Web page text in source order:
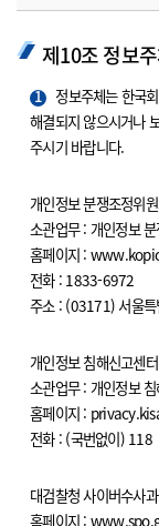
제10조 정보
1
정보주체는 한국
해결되지 않으시거나
주시기 바랍니다.
개인정보 분쟁조정위원
소관업무 : 개인정보
홈페이지 :
전화 : 1833-6972
주소 : (03171) 서울특
개인정보 침해신고센
소관업무 : 개인정보
홈페이지 :
전화 : (국번없이) 118
대검찰청 사이버수사과
홈페이지 :